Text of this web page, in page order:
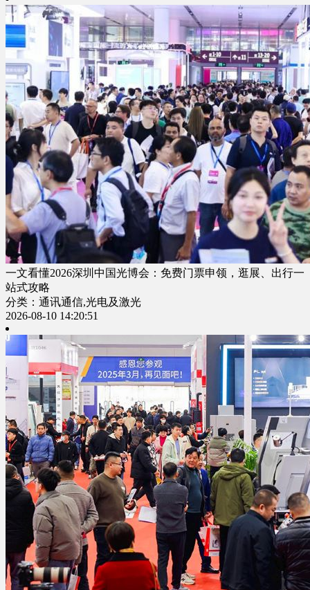
一文看懂2026深圳中国光博会：免费门票申领，逛展、出行一
站式攻略
分类：通讯通信,光电及激光
2026-08-10 14:20:51